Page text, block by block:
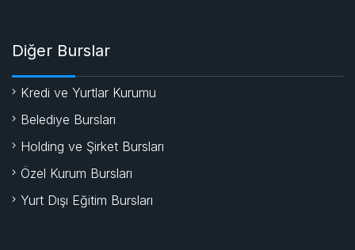
Diğer Burslar
Kredi ve Yurtlar Kurumu
Belediye Bursları
Holding ve Şirket Bursları
Özel Kurum Bursları
Yurt Dışı Eğitim Bursları